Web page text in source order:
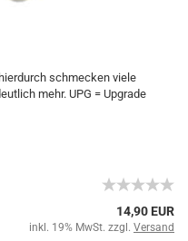
schmecken viele
mehr. UPG = Upgrade
14,90 EUR
inkl. 19% MwSt. zzgl. Versand